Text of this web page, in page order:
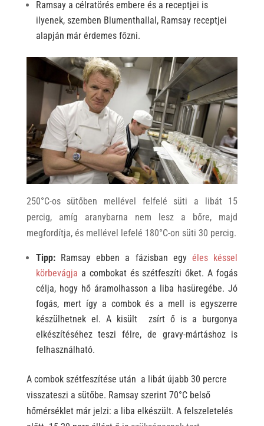
Ramsay a célratörés embere és a receptjei is
ilyenek, szemben Blumenthallal, Ramsay receptjei
alapján már érdemes főzni.
250°C-os sütőben mellével felfelé süti a libát 15
percig, amíg aranybarna nem lesz a bőre, majd
megfordítja, és mellével lefelé 180°C-on süti 30 percig.
Tipp:Ramsay ebben a fázisban egy éles késsel
körbevágja a combokat és szétfeszíti őket. A fogás
célja, hogy hő áramolhasson a liba hasüregébe. Jó
fogás, mert így a combok és a mell is egyszerre
készülhetnek el. A kisült zsírt ő is a burgonya
elkészítéséhez teszi félre, de gravy-mártáshoz is
felhasználható.
A combok szétfeszítése után a libát újabb 30 percre
visszateszi a sütőbe. Ramsay szerint 70°C belső
hőmérséklet már jelzi: a liba elkészült. A felszeletelés